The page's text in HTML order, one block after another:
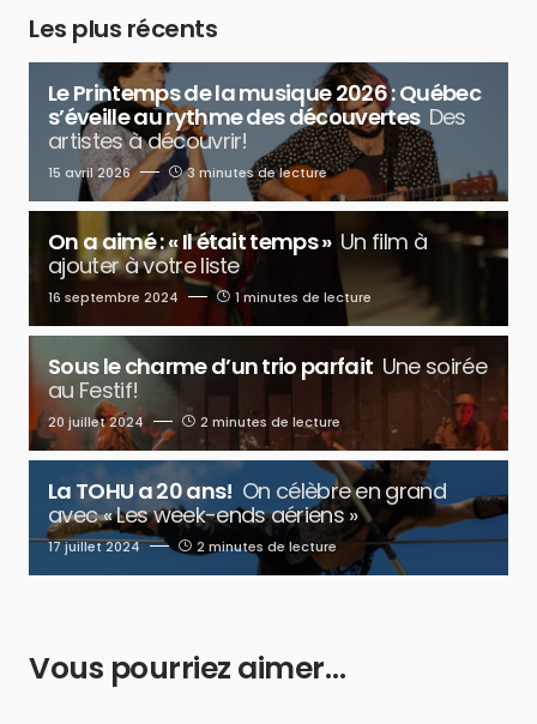
Les plus récents
Le Printemps de la musique 2026 : Québec
s’éveille au rythme des découvertes Des
artistes à découvrir!
15 avril 2026 3 minutes de lecture
On a aimé : « Il était temps » Un film à
ajouter à votre liste
16 septembre 2024 1 minutes de lecture
Sous le charme d’un trio parfait Une soirée
au Festif!
20 juillet 2024 2 minutes de lecture
La TOHU a 20 ans! On célèbre en grand
avec « Les week-ends aériens »
17 juillet 2024 2 minutes de lecture
Vous pourriez aimer…